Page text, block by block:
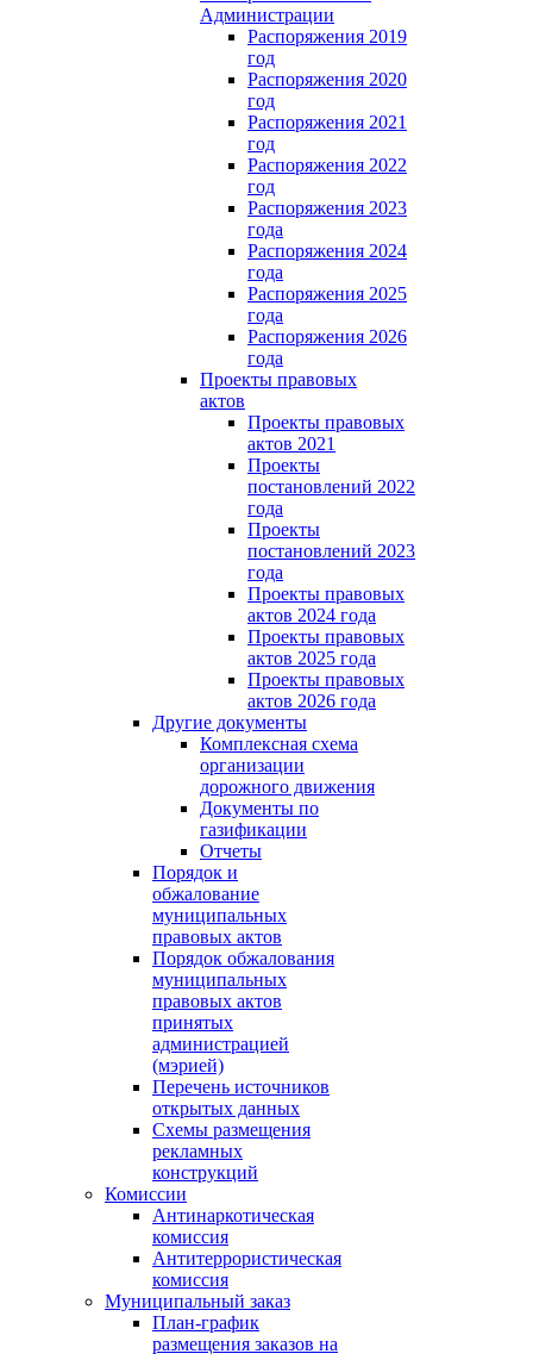
Администрации
Распоряжения 2019
год
Распоряжения 2020
год
Распоряжения 2021
год
Распоряжения 2022
год
Распоряжения 2023
года
Распоряжения 2024
года
Распоряжения 2025
года
Распоряжения 2026
года
Проекты правовых
актов
Проекты правовых
актов 2021
Проекты
постановлений 2022
года
Проекты
постановлений 2023
года
Проекты правовых
актов 2024 года
Проекты правовых
актов 2025 года
Проекты правовых
актов 2026 года
Другие документы
Комплексная схема
организации
дорожного движения
Документы по
газификации
Отчеты
Порядок и
обжалование
муниципальных
правовых актов
Порядок обжалования
муниципальных
правовых актов
принятых
администрацией
(мэрией)
Перечень источников
открытых данных
Схемы размещения
рекламных
конструкций
Комиссии
Антинаркотическая
комиссия
Антитеррористическая
комиссия
Муниципальный заказ
План-график
размещения заказов на